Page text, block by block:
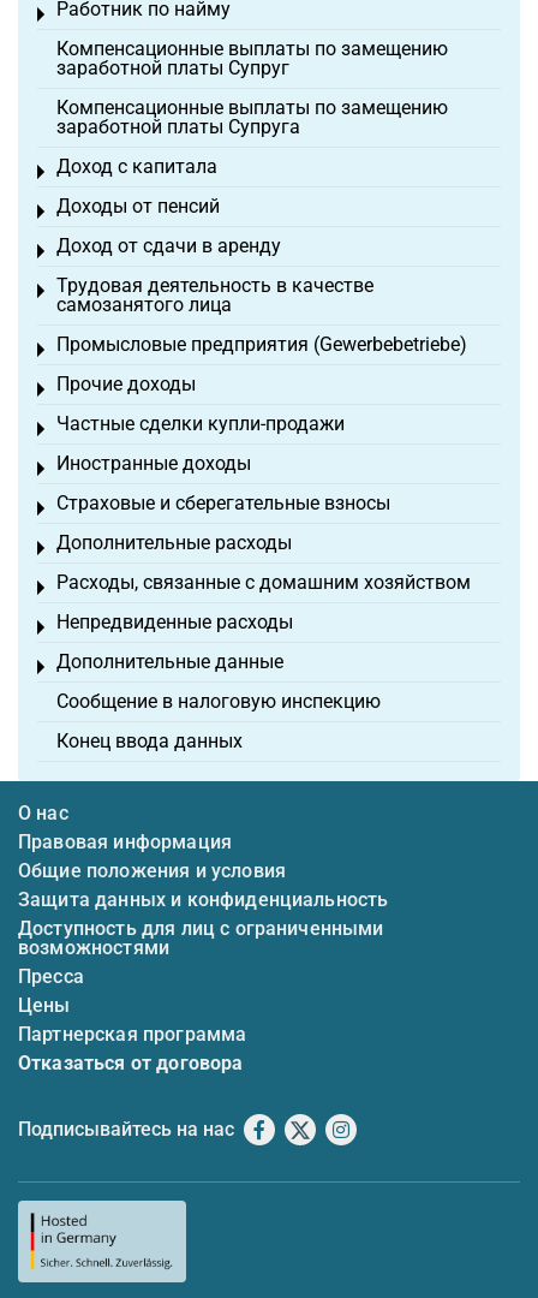
Работник по найму
Toggle menu
Компенсационные выплаты по замещению
заработной платы Супруг
Компенсационные выплаты по замещению
заработной платы Супруга
Доход с капитала
Toggle menu
Доходы от пенсий
Toggle menu
Доход от сдачи в аренду
Toggle menu
Трудовая деятельность в качестве
самозанятого лица
Toggle menu
Промысловые предприятия (Gewerbebetriebe)
Toggle menu
Прочие доходы
Toggle menu
Частные сделки купли-продажи
Toggle menu
Иностранные доходы
Toggle menu
Страховые и сберегательные взносы
Toggle menu
Дополнительные расходы
Toggle menu
Расходы, связанные с домашним хозяйством
Toggle menu
Непредвиденные расходы
Toggle menu
Дополнительные данные
Toggle menu
Сообщение в налоговую инспекцию
Конец ввода данных
О нас
Правовая информация
Общие положения и условия
Защита данных и конфиденциальность
Доступность для лиц с ограниченными
возможностями
Пресса
Цены
Партнерская программа
Отказаться от договора
Подписывайтесь на нас Facebook
X Instagram